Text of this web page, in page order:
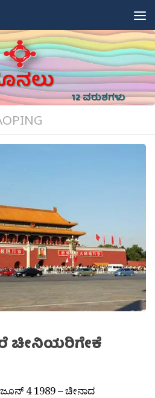
ಚೀನಿಯರಿಗೇಕೆ
4 1989 – ಚೀನಾದ